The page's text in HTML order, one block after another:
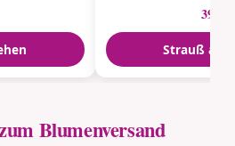
39 €
Strauß
Blumenversand